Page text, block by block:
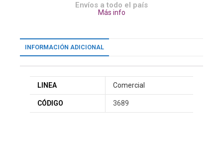
Envíos a todo el país
Más info
INFORMACIÓN ADICIONAL
LINEA Comercial
CÓDIGO 3689